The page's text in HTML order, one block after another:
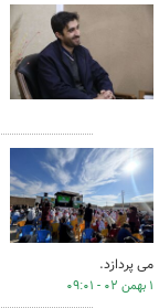
می پردازد.
۱ بهمن ۰۲ - ۰۹:۰۱